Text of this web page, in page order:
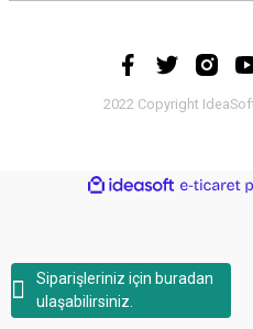
Siparişleriniz için buradan
ulaşabilirsiniz.
2022 Copyright IdeaSoft
ideasoft